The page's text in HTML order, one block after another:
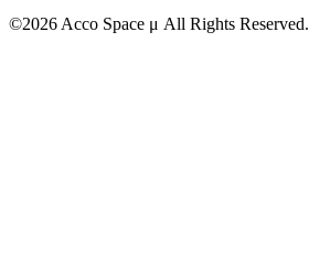
©2026 Acco Space μ All Rights Reserved.